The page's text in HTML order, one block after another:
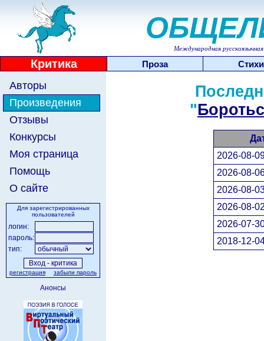
Международная
Критика Проза Стихи
Авторы
Произведения
Отзывы
Конкурсы
Моя страница
Помощь
О сайте
Для зарегистрированных
пользователей
логин:
пароль:
тип:
регистрация забыли пароль
Анонсы
"
2026-08-
2026-08-
2026-08-
2026-08-
2026-07-
2018-12-